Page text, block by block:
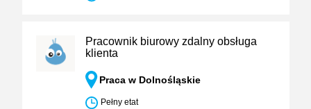
Pracownik biurowy zdalny obsługa
klienta
Praca w Dolnośląskie
Pełny etat